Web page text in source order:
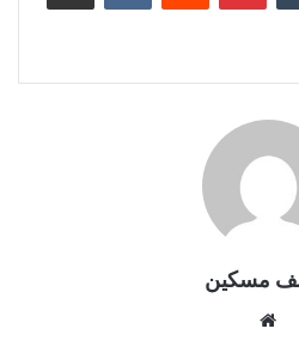
مسكين